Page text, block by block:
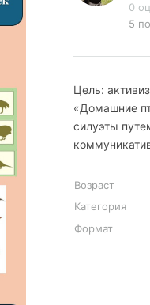
0
5
Цель:
«Домашние
силуэты
Возраст
Категория
Формат